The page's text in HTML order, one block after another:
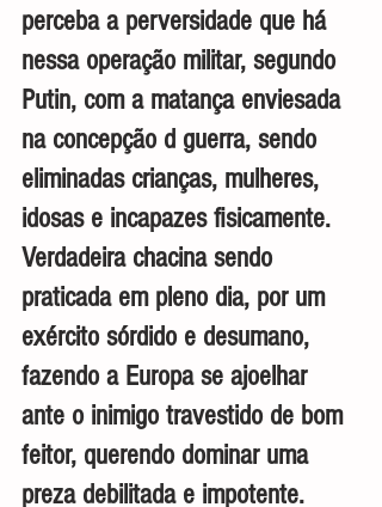
perceba a perversidade que há
nessa operação militar, segundo
Putin, com a matança enviesada
na concepção d guerra, sendo
eliminadas crianças, mulheres,
idosas e incapazes fisicamente.
Verdadeira chacina sendo
praticada em pleno dia, por um
exército sórdido e desumano,
fazendo a Europa se ajoelhar
ante o inimigo travestido de bom
feitor, querendo dominar uma
preza debilitada e impotente.